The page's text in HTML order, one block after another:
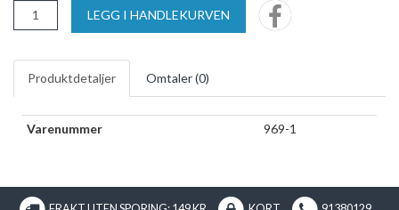
LEGG I HANDLEKURVEN
Produktdetaljer Omtaler (0)
Varenummer 969-1